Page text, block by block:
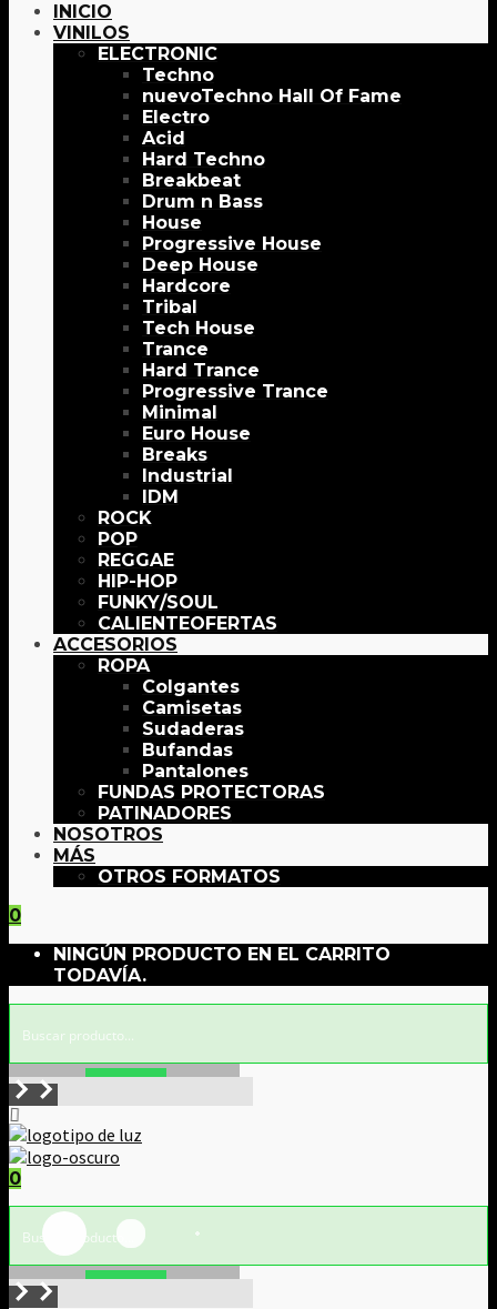
INICIO
VINILOS
ELECTRONIC
Techno
Techno Hall Of Fame
Electro
Acid
Hard Techno
Breakbeat
Drum n Bass
House
Progressive House
Deep House
Hardcore
Tribal
Tech House
Trance
Hard Trance
Progressive Trance
Minimal
Euro House
Breaks
Industrial
IDM
ROCK
POP
REGGAE
HIP-HOP
FUNKY/SOUL
OFERTAS
ACCESORIOS
ROPA
Colgantes
Camisetas
Sudaderas
Bufandas
Pantalones
FUNDAS PROTECTORAS
PATINADORES
NOSOTROS
MÁS
OTROS FORMATOS
0
NINGÚN PRODUCTO EN EL CARRITO
TODAVÍA.
0